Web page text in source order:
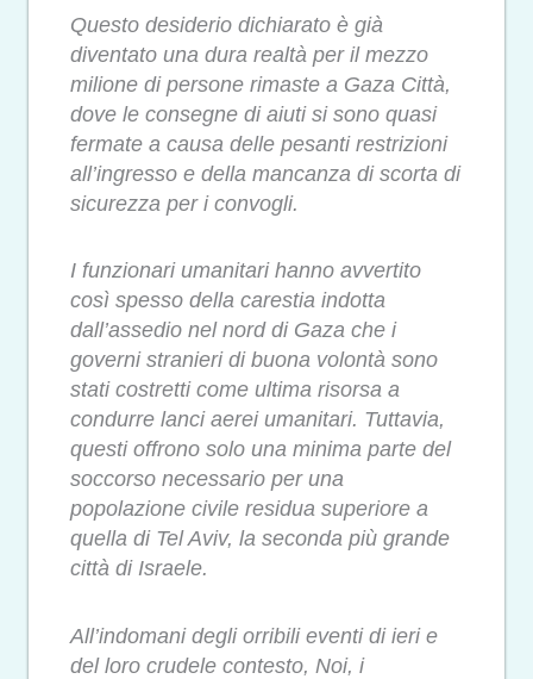
Questo desiderio dichiarato è già
diventato una dura realtà per il mezzo
milione di persone rimaste a Gaza Città,
dove le consegne di aiuti si sono quasi
fermate a causa delle pesanti restrizioni
all’ingresso e della mancanza di scorta di
sicurezza per i convogli.
I funzionari umanitari hanno avvertito
così spesso della carestia indotta
dall’assedio nel nord di Gaza che i
governi stranieri di buona volontà sono
stati costretti come ultima risorsa a
condurre lanci aerei umanitari. Tuttavia,
questi offrono solo una minima parte del
soccorso necessario per una
popolazione civile residua superiore a
quella di Tel Aviv, la seconda più grande
città di Israele.
All’indomani degli orribili eventi di ieri e
del loro crudele contesto, Noi, i